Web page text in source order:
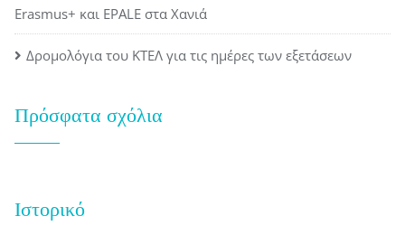
Erasmus+ και EPALE στα Χανιά
Δρομολόγια του ΚΤΕΛ για τις ημέρες των εξετάσεων
Πρόσφατα σχόλια
Ιστορικό